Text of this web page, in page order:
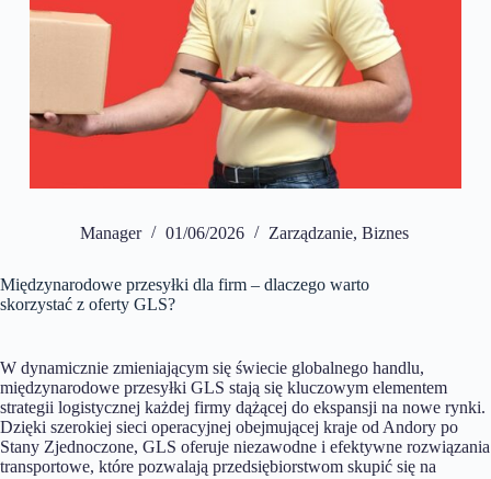
Manager 01/06/2026 Zarządzanie, Biznes
Międzynarodowe przesyłki dla firm – dlaczego warto
skorzystać z oferty GLS?
W dynamicznie zmieniającym się świecie globalnego handlu,
międzynarodowe przesyłki GLS stają się kluczowym elementem
strategii logistycznej każdej firmy dążącej do ekspansji na nowe rynki.
Dzięki szerokiej sieci operacyjnej obejmującej kraje od Andory po
Stany Zjednoczone, GLS oferuje niezawodne i efektywne rozwiązania
transportowe, które pozwalają przedsiębiorstwom skupić się na